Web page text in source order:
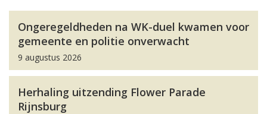
Ongeregeldheden na WK-duel kwamen voor
gemeente en politie onverwacht
9 augustus 2026
Herhaling uitzending Flower Parade
Rijnsburg